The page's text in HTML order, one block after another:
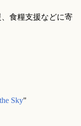
食糧支援などに寄
Sky"